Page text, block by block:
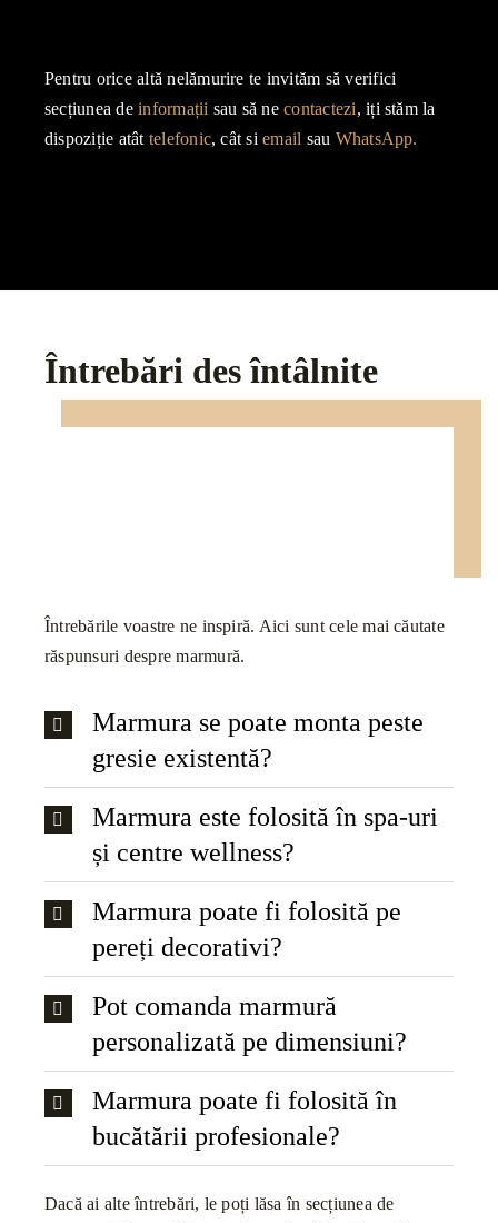
Pentru orice altă nelămurire te invităm să verifici
secțiunea deinformații sau să necontactezi, iți stăm la
dispoziție atât telefonic, cât siemail sau WhatsApp.
Întrebări des întâlnite
Întrebările voastre ne inspiră. Aici sunt cele mai căutate
răspunsuri despre marmură.
Marmura se poate monta peste
gresie existentă?
Marmura este folosită în spa-uri
și centre wellness?
Marmura poate fi folosită pe
pereți decorativi?
Pot comanda marmură
personalizată pe dimensiuni?
Marmura poate fi folosită în
bucătării profesionale?
Dacă ai alte întrebări, le poți lăsa în secțiunea de